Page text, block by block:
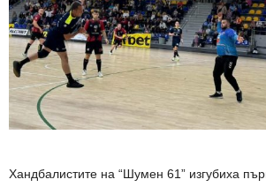
Хандбалистите на “Шумен 61” изгубиха